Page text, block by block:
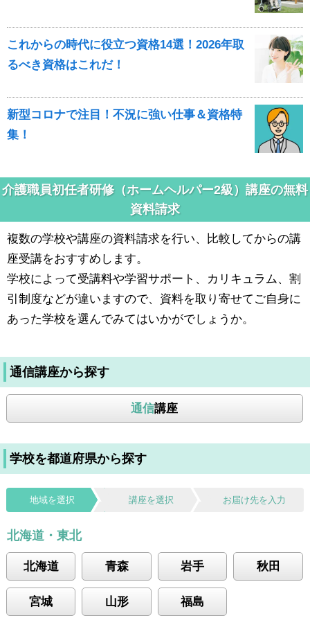
これからの時代に役立つ資格14選！2026年取
るべき資格はこれだ！
新型コロナで注目！不況に強い仕事＆資格特
集！
介護職員初任者研修（ホームヘルパー2級）講座の無料
資料請求
複数の学校や講座の資料請求を行い、比較してからの講
座受講をおすすめします。
学校によって受講料や学習サポート、カリキュラム、割
引制度などが違いますので、資料を取り寄せてご自身に
あった学校を選んでみてはいかがでしょうか。
通信講座から探す
通信講座
学校を都道府県から探す
地域を選択 講座を選択 お届け先を入力
北海道・東北
北海道 青森 岩手 秋田
宮城 山形 福島